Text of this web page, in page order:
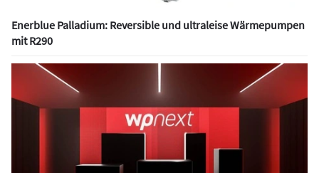
Enerblue Palladium: Reversible und ultraleise Wärmepumpen
mit R290